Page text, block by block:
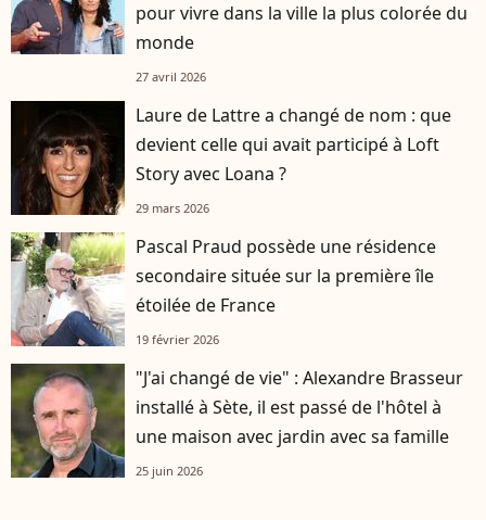
pour vivre dans la ville la plus colorée du
monde
27 avril 2026
Laure de Lattre a changé de nom : que
devient celle qui avait participé à Loft
Story avec Loana ?
29 mars 2026
Pascal Praud possède une résidence
secondaire située sur la première île
étoilée de France
19 février 2026
"J'ai changé de vie" : Alexandre Brasseur
installé à Sète, il est passé de l'hôtel à
une maison avec jardin avec sa famille
25 juin 2026